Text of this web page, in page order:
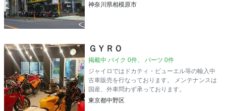
神奈川県相模原市
ＧＹＲＯ
掲載中 バイク 0件、 パーツ 0件
ジャイロではドカティ・ビューエル等の輸入中
古車販売を行なっております。 メンテナンスは
国産、外車問わず承っております。
東京都中野区